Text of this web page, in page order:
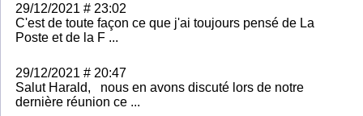
29/12/2021 # 23:02
C'est de toute façon ce que j'ai toujours pensé de La
Poste et de la F ...
29/12/2021 # 20:47
Salut Harald, nous en avons discuté lors de notre
dernière réunion ce ...